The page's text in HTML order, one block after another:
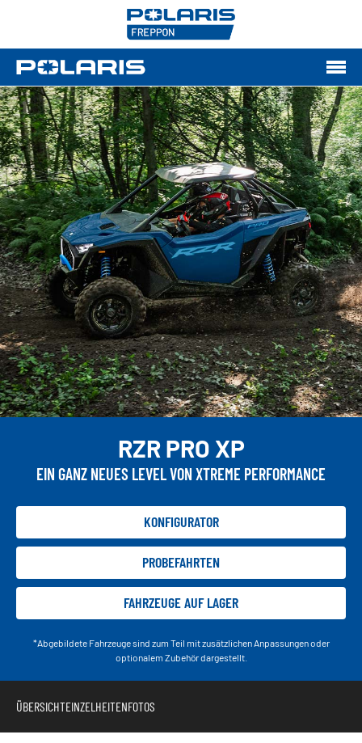
RZR PRO XP
EIN GANZ NEUES LEVEL VON XTREME PERFORMANCE
KONFIGURATOR
PROBEFAHRTEN
FAHRZEUGE AUF LAGER
*Abgebildete Fahrzeuge sind zum Teil mit zusätzlichen Anpassungen oder
optionalem Zubehör dargestellt.
ÜBERSICHTEINZELHEITENFOTOS